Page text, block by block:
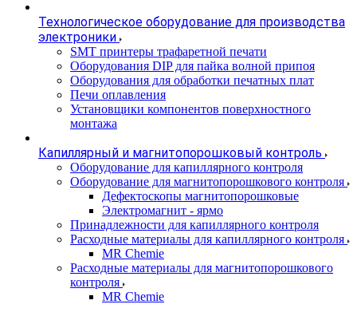
Технологическое оборудование для производства
электроники
SMT принтеры трафаретной печати
Оборудования DIP для пайка волной припоя
Оборудования для обработки печатных плат
Печи оплавления
Установщики компонентов поверхностного
монтажа
Капиллярный и магнитопорошковый контроль
Оборудование для капиллярного контроля
Оборудование для магнитопорошкового контроля
Дефектоскопы магнитопорошковые
Электромагнит - ярмо
Принадлежности для капиллярного контроля
Расходные материалы для капиллярного контроля
MR Chemie
Расходные материалы для магнитопорошкового
контроля
MR Chemie